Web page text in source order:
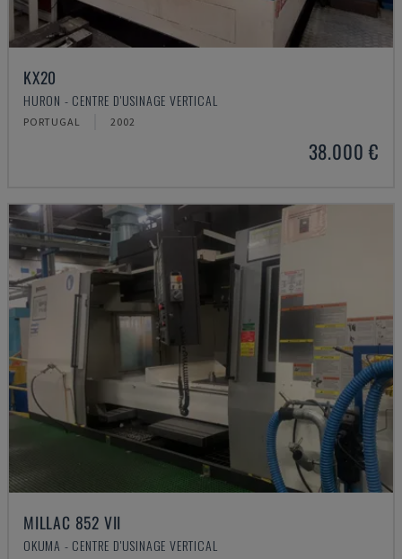
KX20
HURON - CENTRE D'USINAGE VERTICAL
PORTUGAL 2002
38.000 €
MILLAC 852 VII
OKUMA - CENTRE D'USINAGE VERTICAL